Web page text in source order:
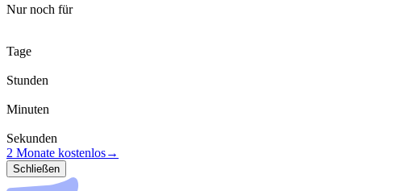
Nur noch für
Tage
Stunden
Minuten
Sekunden
2 Monate kostenlos→
Schließen